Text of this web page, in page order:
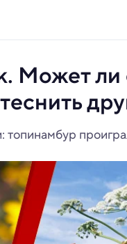
Может ли
топинамбур